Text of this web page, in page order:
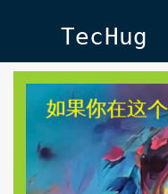
TecHug